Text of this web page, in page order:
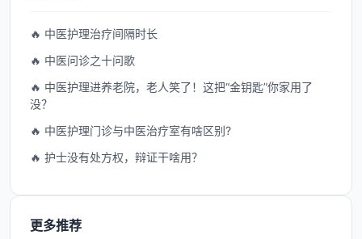
🔥 中医护理治疗间隔时长
🔥 中医问诊之十问歌
🔥 中医护理进养老院，老人笑了！这把“金钥匙”你家用了
没？
🔥 中医护理门诊与中医治疗室有啥区别?
🔥 护士没有处方权，辩证干啥用？
更多推荐